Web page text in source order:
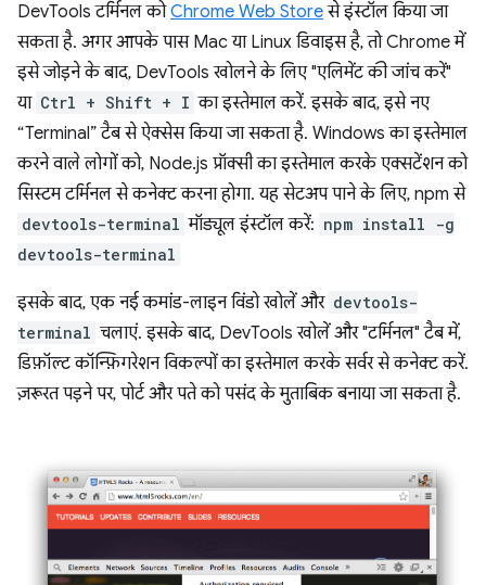
DevTools टर्मिनल कोChrome Web Storeसे इंस्टॉल किया जा
सकता है. अगर आपके पास Mac या Linux डिवाइस है, तो Chrome में
इसे जोड़ने के बाद, DevTools खोलने के लिए "एलिमेंट की जांच करें"
या Ctrl + Shift + I का इस्तेमाल करें. इसके बाद, इसे नए
“Terminal” टैब से ऐक्सेस किया जा सकता है. Windows का इस्तेमाल
करने वाले लोगों को, Node.js प्रॉक्सी का इस्तेमाल करके एक्सटेंशन को
सिस्टम टर्मिनल से कनेक्ट करना होगा. यह सेटअप पाने के लिए, npm से
devtools-terminal मॉड्यूल इंस्टॉल करें: npm install -g
devtools-terminal
इसके बाद, एक नई कमांड-लाइन विंडो खोलें और devtools-
terminal चलाएं. इसके बाद, DevTools खोलें और "टर्मिनल" टैब में,
डिफ़ॉल्ट कॉन्फ़िगरेशन विकल्पों का इस्तेमाल करके सर्वर से कनेक्ट करें.
ज़रूरत पड़ने पर, पोर्ट और पते को पसंद के मुताबिक बनाया जा सकता है.